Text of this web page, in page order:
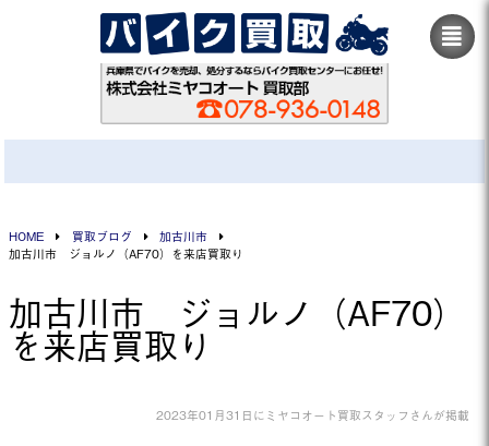
HOME 買取ブログ
加古川市
加古川市 ジョルノ（AF70）を来店買取り
加古川市 ジョルノ（AF70）
を来店買取り
2023年01月31日にミヤコオート買取スタッフさんが掲載